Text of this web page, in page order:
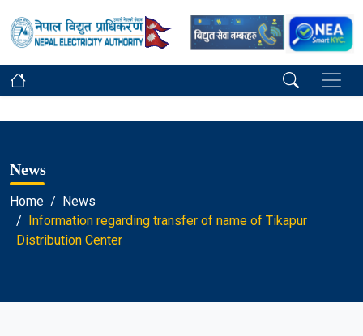
News
Home
News
Information regarding transfer of name of Tikapur
Distribution Center